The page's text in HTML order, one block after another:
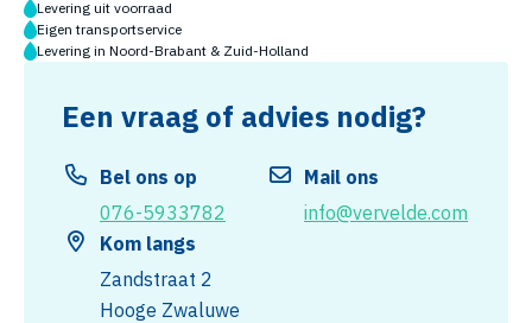
Levering uit voorraad
Eigen transportservice
Levering in Noord-Brabant & Zuid-Holland
Een vraag of advies nodig?
Bel ons op
076-5933782
Mail ons
info@vervelde.com
Kom langs
Zandstraat 2
Hooge Zwaluwe